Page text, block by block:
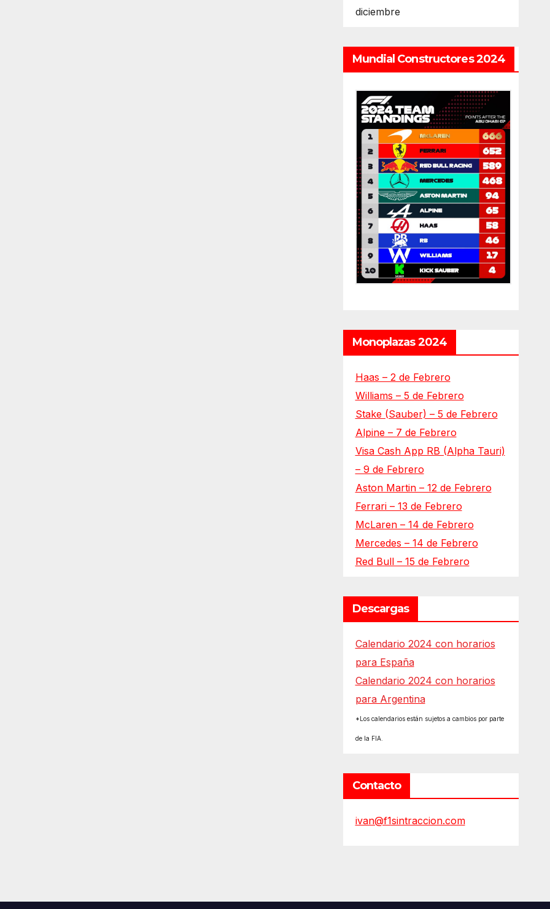
diciembre
Mundial Constructores 2024
Monoplazas 2024
Haas – 2 de Febrero
Williams – 5 de Febrero
Stake (Sauber) – 5 de Febrero
Alpine – 7 de Febrero
Visa Cash App RB (Alpha Tauri)
– 9 de Febrero
Aston Martin – 12 de Febrero
Ferrari – 13 de Febrero
McLaren – 14 de Febrero
Mercedes – 14 de Febrero
Red Bull – 15 de Febrero
Descargas
Calendario 2024 con horarios
para España
Calendario 2024 con horarios
para Argentina
*Los calendarios están sujetos a cambios por parte
de la FIA.
Contacto
ivan@f1sintraccion.com